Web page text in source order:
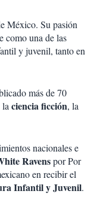
México. Su pasión
como una de las
y juvenil, tanto en
más de 70
laciencia ficción, la
nacionales e
Ravenspor Por
en recibir el
Infantil y Juvenil.